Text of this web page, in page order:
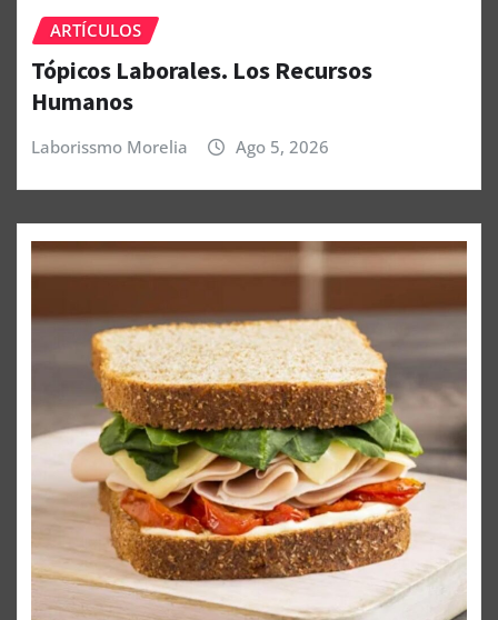
ARTÍCULOS
Tópicos Laborales. Los Recursos
Humanos
Laborissmo Morelia Ago 5, 2026